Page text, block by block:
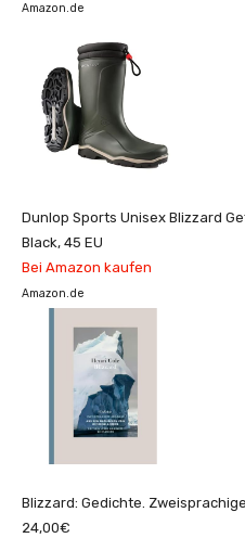
Amazon.de
Dunlop Sports Unisex Blizzard
Black, 45 EU
Bei Amazon kaufen
Amazon.de
Blizzard: Gedichte.
24,00€